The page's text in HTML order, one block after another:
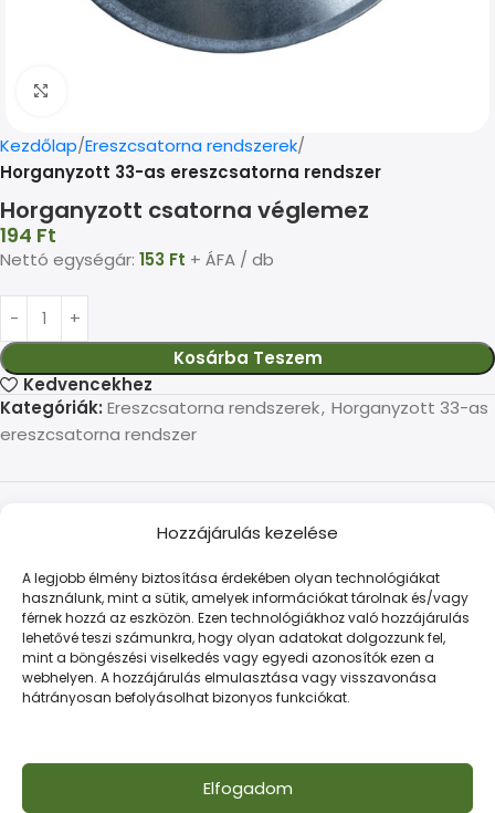
Hozzájárulás kezelése
A legjobb élmény biztosítása érdekében olyan technológiákat
használunk, mint a sütik, amelyek információkat tárolnak és/vagy
férnek hozzá az eszközön. Ezen technológiákhoz való hozzájárulás
lehetővé teszi számunkra, hogy olyan adatokat dolgozzunk fel,
mint a böngészési viselkedés vagy egyedi azonosítók ezen a
webhelyen. A hozzájárulás elmulasztása vagy visszavonása
hátrányosan befolyásolhat bizonyos funkciókat.
Elfogadom
Kezdőlap Ereszcsatorna rendszerek
Horganyzott 33-as ereszcsatorna rendszer
Horganyzott csatorna véglemez
194 Ft
Nettó egységár: 153 Ft + ÁFA / db
Kosárba Teszem
Kedvencekhez
Kategóriák: Ereszcsatorna rendszerek, Horganyzott 33-as
ereszcsatorna rendszer
Kiváló minőségű acéltermék építőipari célokra. Tartós
és gazdaságos megoldás minden munkához.
Kapcsolódó termékek